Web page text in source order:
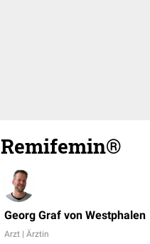
Remifemin®
Georg Graf von Westphalen
Arzt | Ärztin